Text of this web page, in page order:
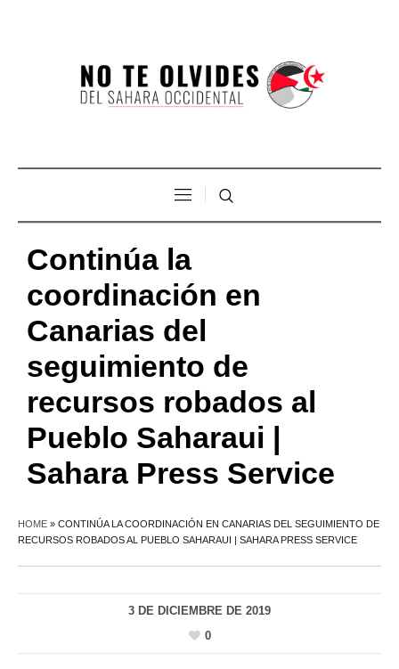
Continúa la
coordinación en
Canarias del
seguimiento de
recursos robados al
Pueblo Saharaui |
Sahara Press Service
HOME » CONTINÚA LA COORDINACIÓN EN CANARIAS DEL SEGUIMIENTO DE
RECURSOS ROBADOS AL PUEBLO SAHARAUI | SAHARA PRESS SERVICE
3 DE DICIEMBRE DE 2019
0